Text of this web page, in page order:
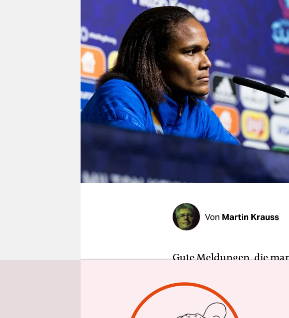
wahrheit
verlag
verlag
veranstaltungen
unterstützen
abo
Von Martin Krauss
Gute Meldungen, die
dem französischen
Nationaltrainerin der
ein Streik von drei
Das ganze vier Monate